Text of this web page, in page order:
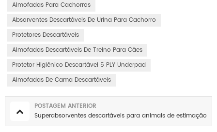
Almofadas Para Cachorros
Absorventes Descartáveis ​​de Urina Para Cachorro
Protetores Descartáveis
Almofadas Descartáveis ​​de Treino Para Cães
Protetor Higiênico Descartável 5 PLY Underpad
Almofadas De Cama Descartáveis
POSTAGEM ANTERIOR
Superabsorventes descartáveis ​​para animais de estimação